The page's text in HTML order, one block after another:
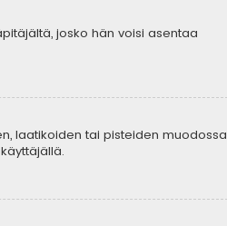
josko hän voisi asentaa
laatikoiden tai pisteiden muodossa